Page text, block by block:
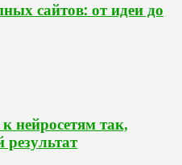
сайтов: от идеи до
нейросетям так,